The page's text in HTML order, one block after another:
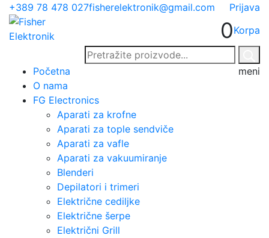
+389 78 478 027fisherelektronik@gmail.com Prijava
0Korpa
Početna
O nama
FG Electronics
Aparati za krofne
Aparati za tople sendviče
Aparati za vafle
Aparati za vakuumiranje
Blenderi
Depilatori i trimeri
Električne cediljke
Električne šerpe
Električni Grill
meni